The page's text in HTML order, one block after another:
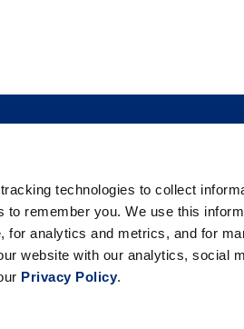
technologies to collect
to remember you. We use this
for analytics and metrics, and for
website with our analytics, social
Privacy Policy.
PREGUNTAS FRECUENTES
CONTÁCTANOS